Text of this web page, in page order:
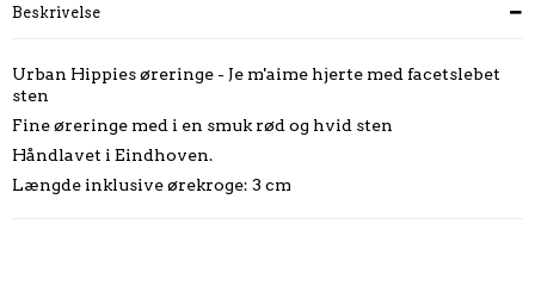
Beskrivelse
Urban Hippies øreringe - Je m'aime hjerte med facetslebet
sten
Fine øreringe med i en smuk rød og hvid sten
Håndlavet i Eindhoven.
Længde inklusive ørekroge: 3 cm